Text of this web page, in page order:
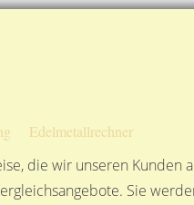
Edelmetallrechner
die wir unseren Kunden
Sie